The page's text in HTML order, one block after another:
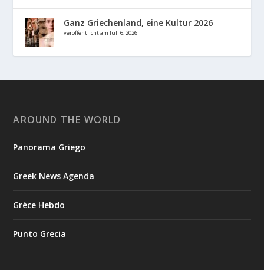
Ganz Griechenland, eine Kultur 2026
veröffentlicht am Juli 6, 2026
AROUND THE WORLD
Panorama Griego
Greek News Agenda
Grèce Hebdo
Punto Grecia